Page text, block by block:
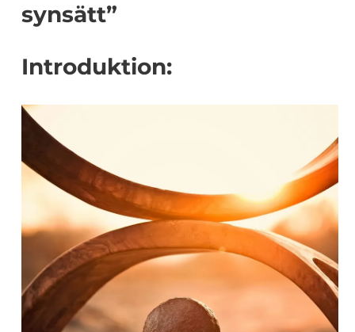
synsätt”
Introduktion: